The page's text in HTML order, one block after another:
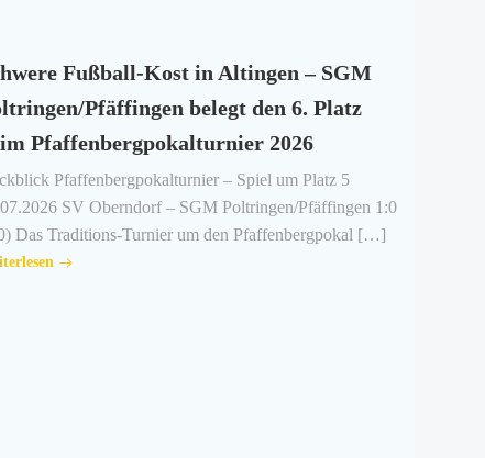
Fußball-Kost in Altingen – SGM
Pfäffingen belegt den 6. Platz
Pfaffenbergpokalturnier 2026
Pfaffenbergpokalturnier – Spiel um Platz 5
SV Oberndorf – SGM Poltringen/Pfäffingen 1:0
Das Traditions-Turnier um den Pfaffenbergpokal […]